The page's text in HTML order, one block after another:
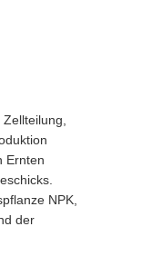
Ernten
NPK,
der